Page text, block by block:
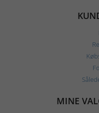
MINE